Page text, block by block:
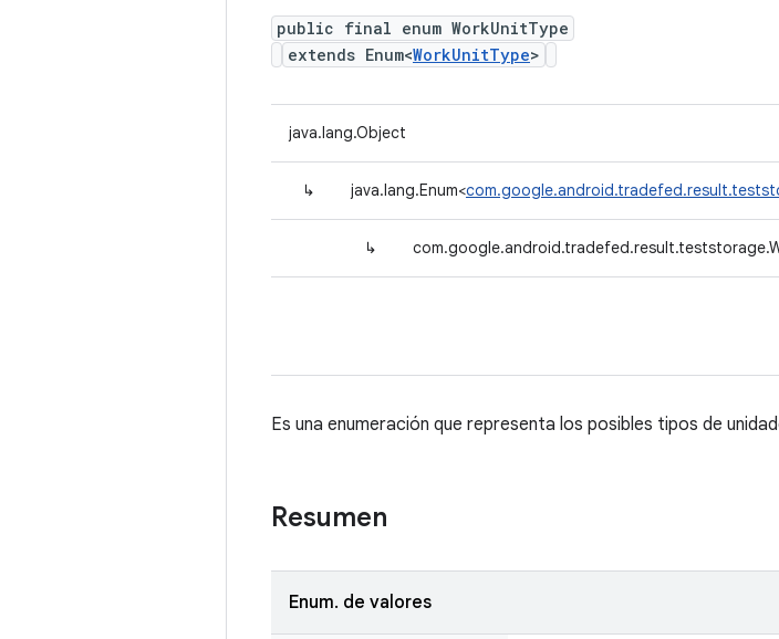
public final enum WorkUnitType
extends Enum<WorkUnitType>
java.lang.Object
↳ java.lang.Enum<
↳
Es una enumeración que representa los posibles tipos de
Resumen
Enum. de valores